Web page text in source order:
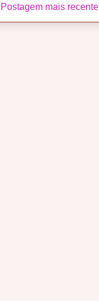
Postagem mais recente